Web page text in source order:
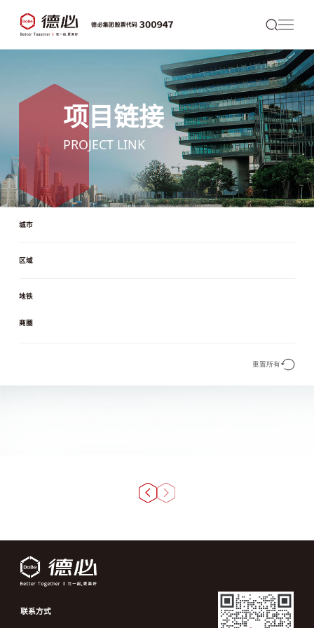
项目链接
PROJECT LINK
城市
区域
地铁
商圈
重置所有
联系方式